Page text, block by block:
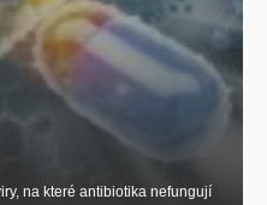
na které antibiotika nefungují